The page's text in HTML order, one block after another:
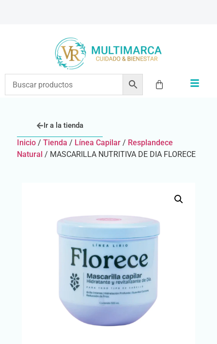
Ir a la tienda
Inicio / Tienda / Línea Capilar / Resplandece
Natural / MASCARILLA NUTRITIVA DE DIA FLORECE